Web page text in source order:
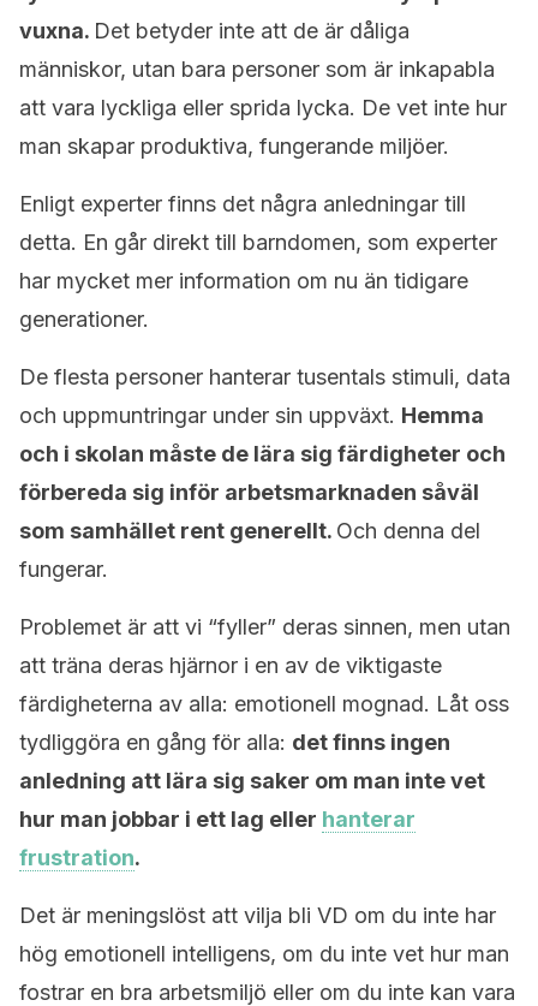
vuxna. Det betyder inte att de är dåliga
människor, utan bara personer som är inkapabla
att vara lyckliga eller sprida lycka. De vet inte hur
man skapar produktiva, fungerande miljöer.
Enligt experter finns det några anledningar till
detta. En går direkt till barndomen, som experter
har mycket mer information om nu än tidigare
generationer.
De flesta personer hanterar tusentals stimuli, data
och uppmuntringar under sin uppväxt. Hemma
och i skolan måste de lära sig färdigheter och
förbereda sig inför arbetsmarknaden såväl
som samhället rent generellt. Och denna del
fungerar.
Problemet är att vi “fyller” deras sinnen, men utan
att träna deras hjärnor i en av de viktigaste
färdigheterna av alla: emotionell mognad. Låt oss
tydliggöra en gång för alla: det finns ingen
anledning att lära sig saker om man inte vet
hur man jobbar i ett lag eller hanterar
frustration.
Det är meningslöst att vilja bli VD om du inte har
hög emotionell intelligens, om du inte vet hur man
fostrar en bra arbetsmiljö eller om du inte kan vara